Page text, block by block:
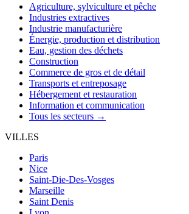
Agriculture, sylviculture et pêche
Industries extractives
Industrie manufacturière
Énergie, production et distribution
Eau, gestion des déchets
Construction
Commerce de gros et de détail
Transports et entreposage
Hébergement et restauration
Information et communication
Tous les secteurs →
VILLES
Paris
Nice
Saint-Die-Des-Vosges
Marseille
Saint Denis